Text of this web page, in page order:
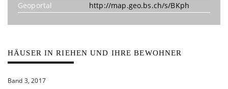
Geoportal
http://map.geo.bs.ch/s/BKph
HÄUSER IN RIEHEN UND IHRE BEWOHNER
Band 3, 2017